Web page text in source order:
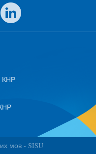
КНР
мов - SISU